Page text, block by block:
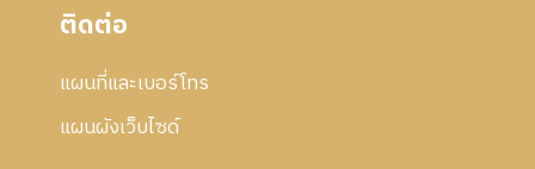
ติดต่อ
แผนที่และเบอร์โทร
แผนผังเว็บไซด์